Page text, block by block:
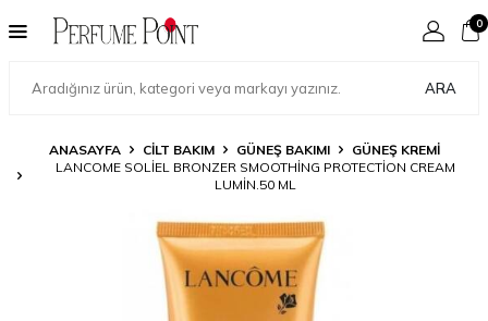
ARA
0
ANASAYFA CILT BAKIM GÜNEŞ BAKIMI
GÜNEŞ KREMI
LANCOME SOLIEL BRONZER SMOOTHING PROTECTION CREAM
LUMIN.50 ML